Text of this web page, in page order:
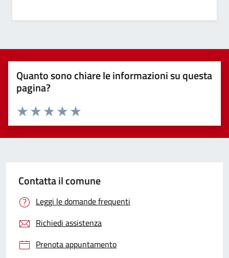
Quanto sono chiare le informazioni su questa
pagina?
Valuta 5 stelle su 5
Valuta 4 stelle su 5
Valuta 3 stelle su 5
Valuta 2 stelle su 5
Valuta 1 stelle su 5
Contatta il comune
Leggi le domande frequenti
Richiedi assistenza
Prenota appuntamento